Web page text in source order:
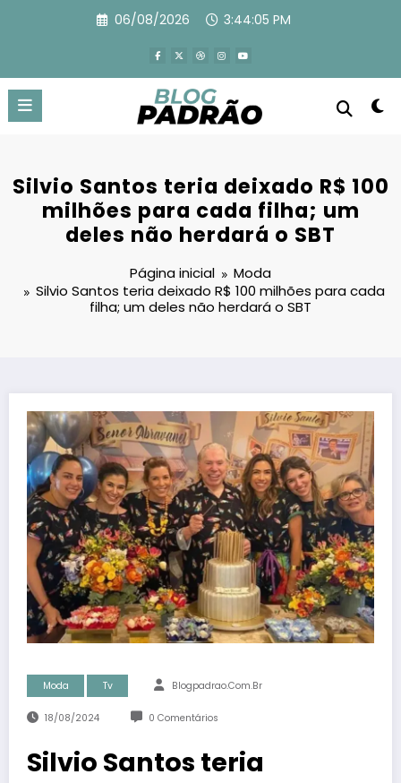
06/08/2026 3:44:06 PM
Silvio Santos teria deixado R$ 100
milhões para cada filha; um
deles não herdará o SBT
Página inicial
Moda
Silvio Santos teria deixado R$ 100 milhões para cada
filha; um deles não herdará o SBT
Moda Tv Blogpadrao.com.br
18/08/2024 0 Comentários
Silvio Santos teria